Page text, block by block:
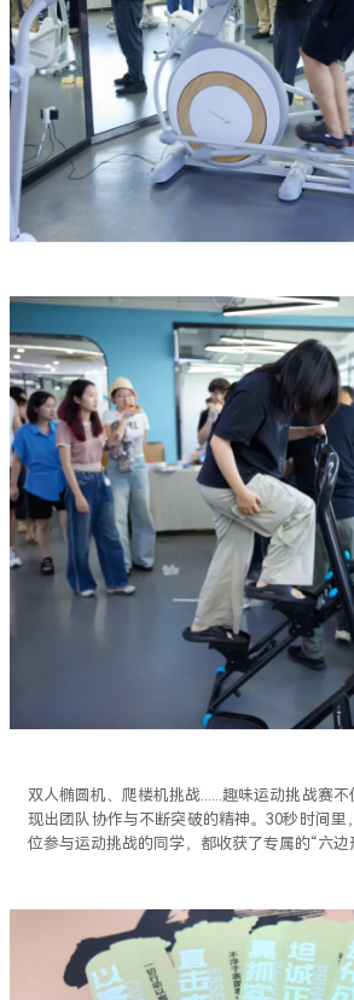
双人椭圆机、爬楼机挑战......趣味运动挑战赛
现出团队协作与不断突破的精神。30秒时间
位参与运动挑战的同学，都收获了专属的“六